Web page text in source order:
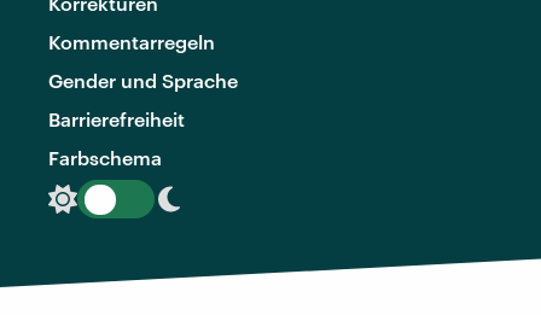
Kommentarregeln
Gender und Sprache
Barrierefreiheit
Farbschema